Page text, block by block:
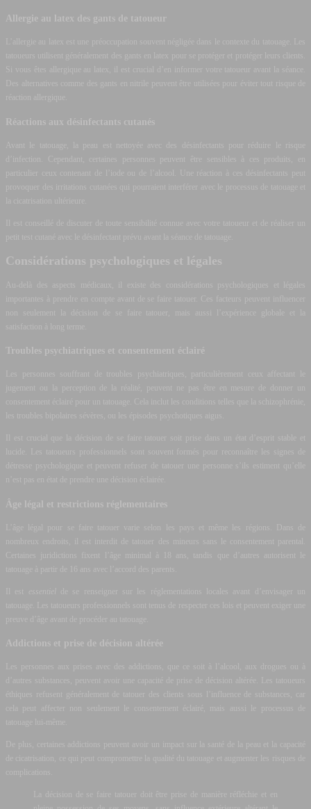
Allergie au latex des gants de tatoueur
L’allergie au latex est une préoccupation souvent négligée dans le contexte du tatouage. Les
tatoueurs utilisent généralement des gants en latex pour se protéger et protéger leurs clients.
Si vous êtes allergique au latex, il est crucial d’en informer votre tatoueur avant la séance.
Des alternatives comme des gants en nitrile peuvent être utilisées pour éviter tout risque de
réaction allergique.
Réactions aux désinfectants cutanés
Avant le tatouage, la peau est nettoyée avec des désinfectants pour réduire le risque
d’infection. Cependant, certaines personnes peuvent être sensibles à ces produits, en
particulier ceux contenant de l’iode ou de l’alcool. Une réaction à ces désinfectants peut
provoquer des irritations cutanées qui pourraient interférer avec le processus de tatouage et
la cicatrisation ultérieure.
Il est conseillé de discuter de toute sensibilité connue avec votre tatoueur et de réaliser un
petit test cutané avec le désinfectant prévu avant la séance de tatouage.
Considérations psychologiques et légales
Au-delà des aspects médicaux, il existe des considérations psychologiques et légales
importantes à prendre en compte avant de se faire tatouer. Ces facteurs peuvent influencer
non seulement la décision de se faire tatouer, mais aussi l’expérience globale et la
satisfaction à long terme.
Troubles psychiatriques et consentement éclairé
Les personnes souffrant de troubles psychiatriques, particulièrement ceux affectant le
jugement ou la perception de la réalité, peuvent ne pas être en mesure de donner un
consentement éclairé pour un tatouage. Cela inclut les conditions telles que la schizophrénie,
les troubles bipolaires sévères, ou les épisodes psychotiques aigus.
Il est crucial que la décision de se faire tatouer soit prise dans un état d’esprit stable et
lucide. Les tatoueurs professionnels sont souvent formés pour reconnaître les signes de
détresse psychologique et peuvent refuser de tatouer une personne s’ils estiment qu’elle
n’est pas en état de prendre une décision éclairée.
Âge légal et restrictions réglementaires
L’âge légal pour se faire tatouer varie selon les pays et même les régions. Dans de
nombreux endroits, il est interdit de tatouer des mineurs sans le consentement parental.
Certaines juridictions fixent l’âge minimal à 18 ans, tandis que d’autres autorisent le
tatouage à partir de 16 ans avec l’accord des parents.
essentielde se renseigner sur les réglementations locales avant d’envisager un
tatouage. Les tatoueurs professionnels sont tenus de respecter ces lois et peuvent exiger une
preuve d’âge avant de procéder au tatouage.
Addictions et prise de décision altérée
Les personnes aux prises avec des addictions, que ce soit à l’alcool, aux drogues ou à
d’autres substances, peuvent avoir une capacité de prise de décision altérée. Les tatoueurs
éthiques refusent généralement de tatouer des clients sous l’influence de substances, car
cela peut affecter non seulement le consentement éclairé, mais aussi le processus de
tatouage lui-même.
De plus, certaines addictions peuvent avoir un impact sur la santé de la peau et la capacité
de cicatrisation, ce qui peut compromettre la qualité du tatouage et augmenter les risques de
La décision de se faire tatouer doit être prise de manière réfléchie et en